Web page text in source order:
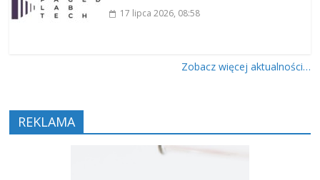
17 lipca 2026, 08:58
Zobacz więcej aktualności…
REKLAMA